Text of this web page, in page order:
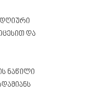
და
ნაწილი